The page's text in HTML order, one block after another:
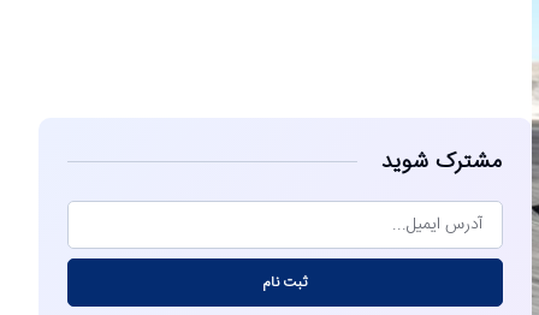
مشترک شوید
ثبت نام